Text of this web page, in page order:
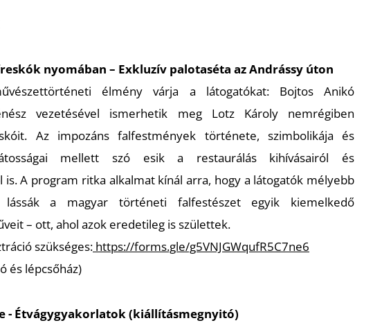
nyomában – Exkluzív palotaséta az Andrássy úton
élmény várja a látogatókat: Bojtos Anikó
vezetésével ismerhetik meg Lotz Károly nemrégiben
Az impozáns falfestmények története, szimbolikája és
mellett szó esik a restaurálás kihívásairól és
A program ritka alkalmat kínál arra, hogy a látogatók mélyebb
lássák a magyar történeti falfestészet egyik kiemelkedő
– ott, ahol azok eredetileg is születtek.
szükséges: https://forms.gle/g5VNJGWqufR5C7ne6
és lépcsőház)
- Étvágygyakorlatok (kiállításmegnyitó)